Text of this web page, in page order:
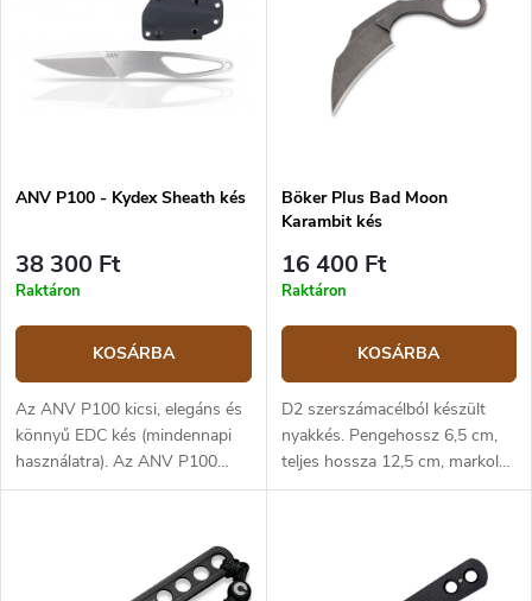
ANV P100 - Kydex Sheath kés
38 300 Ft
Raktáron
KOSÁRBA
Az ANV P100 kicsi, elegáns és
könnyű EDC kés (mindennapi
használatra). Az ANV P100
Sleipner acélból készült, 58
mindennapi munkákhoz. A tok
Kydex® anyagból készült,
Böker Plus Bad Moon
Karambit kés
16 400 Ft
Raktáron
KOSÁRBA
D2 szerszámacélból készült
nyakkés. Pengehossz 6,5 cm,
teljes hossza 12,5 cm, markolat
6 cm.